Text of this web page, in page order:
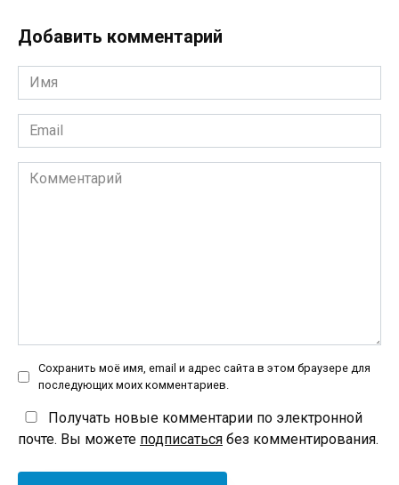
Добавить комментарий
Имя
*
Email
*
Комментарий
Сохранить моё имя, email и адрес сайта в этом браузере для
последующих моих комментариев.
Получать новые комментарии по электронной
почте. Вы можете подписаться без комментирования.